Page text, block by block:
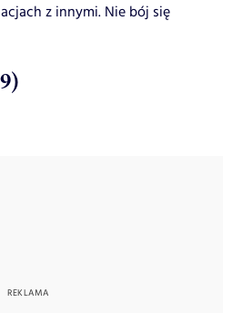
z innymi. Nie bój się